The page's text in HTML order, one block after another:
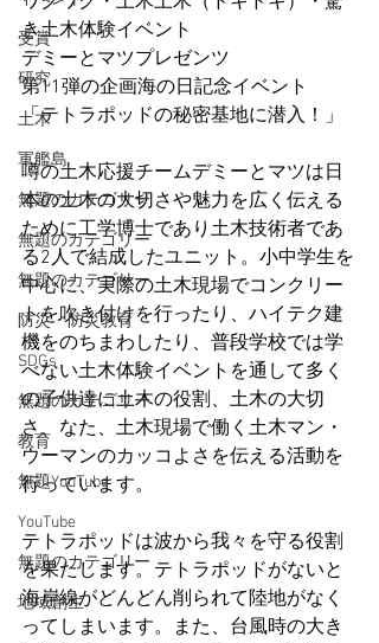
受賞
研究
土木
軍艦島
無題のカテゴリー
無題のカテゴリー
無題のカテゴリー
防災・防災教育
SDGs
無題のカテゴリー
教育
無題YouTube
YouTube
無題のカテゴリー
地域創生
き土木体験イベント
デミーとマツプレゼンツ
第11弾の企画海の日記念イベント
「テトラポッドの秘密基地に潜入！」
噂の土木応援チームデミーとマツは日
本の土木の大切さや魅力を広く伝える
ために工学博士であり土木技術者であ
る2人で結成したユニット。小中学生を
中心に、実際の土木現場でコンクリー
トを吹き付けを行ったり、ハイテク建
機をのちまわしたり、普段学校では学
べない土木体験イベントを通して多く
の子供達に土木の役割、土木の大切
さ、なた、土木現場で働く土木マン・
ウーマンのカッコよさを伝える活動を
行っています。
テトラポッドは波から我々を守る役割
を果たします。テトラポッドがないと
海岸線がどんどん削られて陸地がなく
ってしまいます。また、台風時の大き